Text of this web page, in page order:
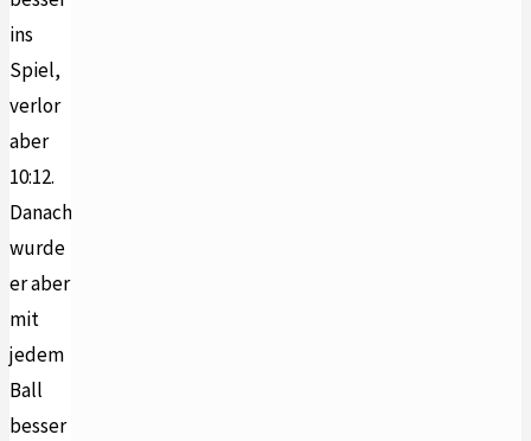
ins
Spiel,
verlor
aber
10:12.
Danach
wurde
er aber
mit
jedem
Ball
besser